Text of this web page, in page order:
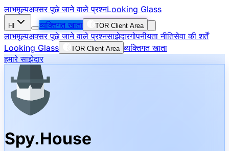
लाभमूल्यअक्सर पूछे जाने वाले प्रश्नLooking Glass
HI व्यक्तिगत खाता TOR Client Area
लाभमूल्यअक्सर पूछे जाने वाले प्रश्नसाझेदारगोपनीयता नीतिसेवा की शर्तें
Looking Glass
TOR Client Area व्यक्तिगत खाता
हमारे साझेदार
Spy.House